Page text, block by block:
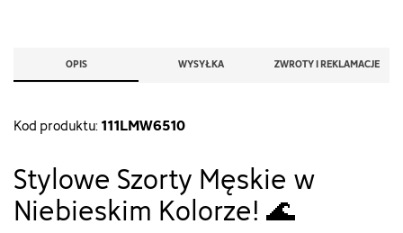
OPIS WYSYŁKA ZWROTY I REKLAMACJE
Kod produktu:111LMW6510
Stylowe Szorty Męskie w
Niebieskim Kolorze! 🌊